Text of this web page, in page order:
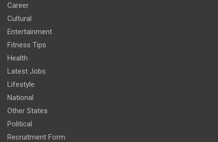
Career
Cultural
Entertainment
Fitness Tips
Health
Latest Jobs
Lifestyle
National
Other States
Political
Recruitment Form